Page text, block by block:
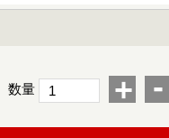
数量 + -